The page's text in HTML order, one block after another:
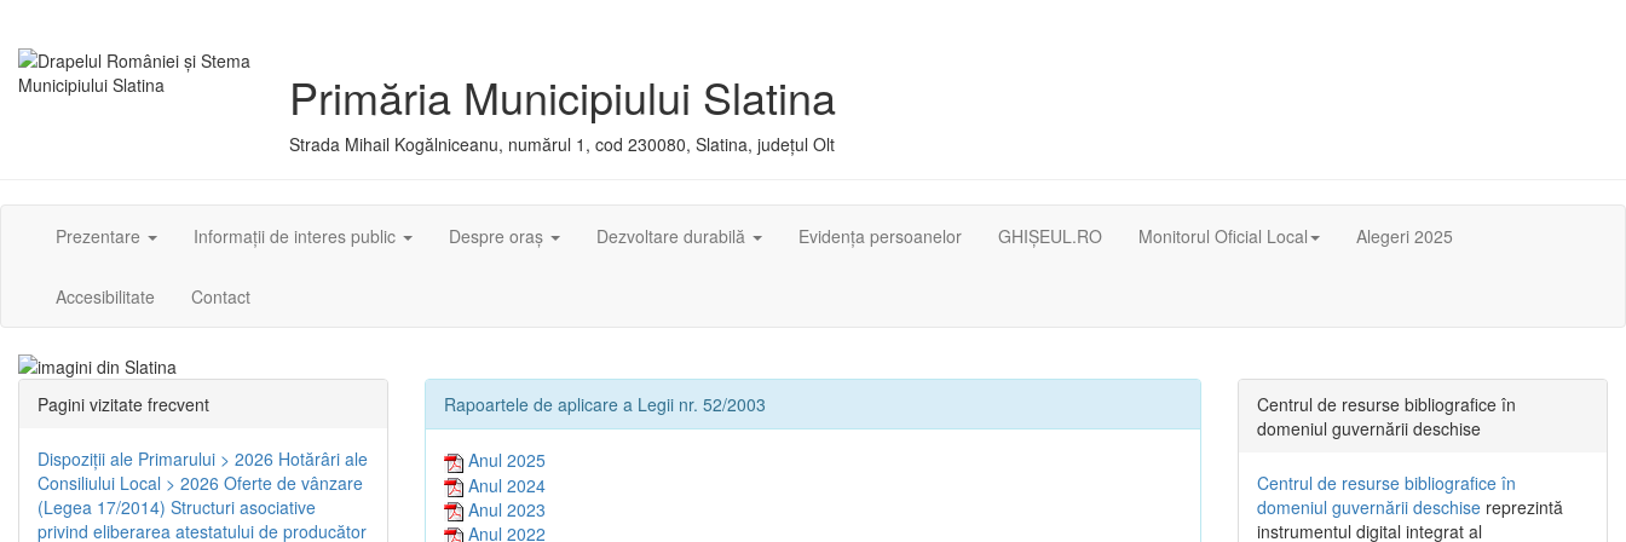
Primăria Municipiului Slatina
Strada Mihail Kogălniceanu, numărul 1, cod 230080, Slatina, județul Olt
Prezentare Informații de interes public Despre oraș Dezvoltare durabilă Evidența persoanelor GHIȘEUL.RO Monitorul Oficial Local Alegeri 2025
Accesibilitate Contact
Rapoartele de aplicare a Legii nr. 52/2003
Anul 2025
Anul 2024
Anul 2023
Anul 2022
Pagini vizitate frecvent
Dispoziţii ale Primarului > 2026 Hotărâri ale
Consiliului Local > 2026 Oferte de vânzare
(Legea 17/2014) Structuri asociative
privind eliberarea atestatului de producător
Centrul de resurse bibliografice în
domeniul guvernării deschise
Centrul de resurse bibliografice în
domeniul guvernării deschise reprezintă
instrumentul digital integrat al